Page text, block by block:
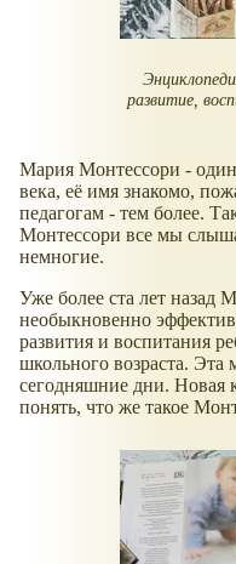
развитие,
Мария Монтессори -
века, её имя знакомо,
педагогам - тем более.
Монтессори все мы
немногие.
Уже более ста лет назад
необыкновенно
развития и воспитания
школьного возраста. Эта
сегодняшние дни. Новая
понять, что же такое